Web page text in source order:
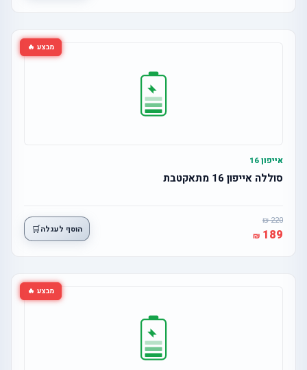
מבצע 🔥
אייפון 16
סוללה אייפון 16 מתאקטבת
220
189 הוסף לעגלה🛒
מבצע 🔥